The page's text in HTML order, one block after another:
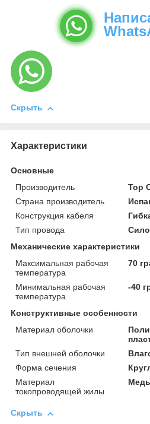
Скрыть
Характеристики
Основные
Производитель
Top
Страна производитель
Конструкция кабеля
Тип провода
Механические характеристики
Максимальная рабочая
температура
70
Минимальная рабочая
температура
-40
Конструктивные особенности
Материал оболочки
Тип внешней оболочки
Форма сечения
Материал
токопроводящей жилы
Медь
Скрыть